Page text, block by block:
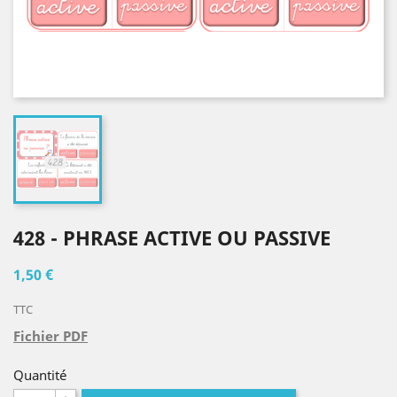
428 - PHRASE ACTIVE OU PASSIVE
1,50 €
TTC
Fichier PDF
Quantité